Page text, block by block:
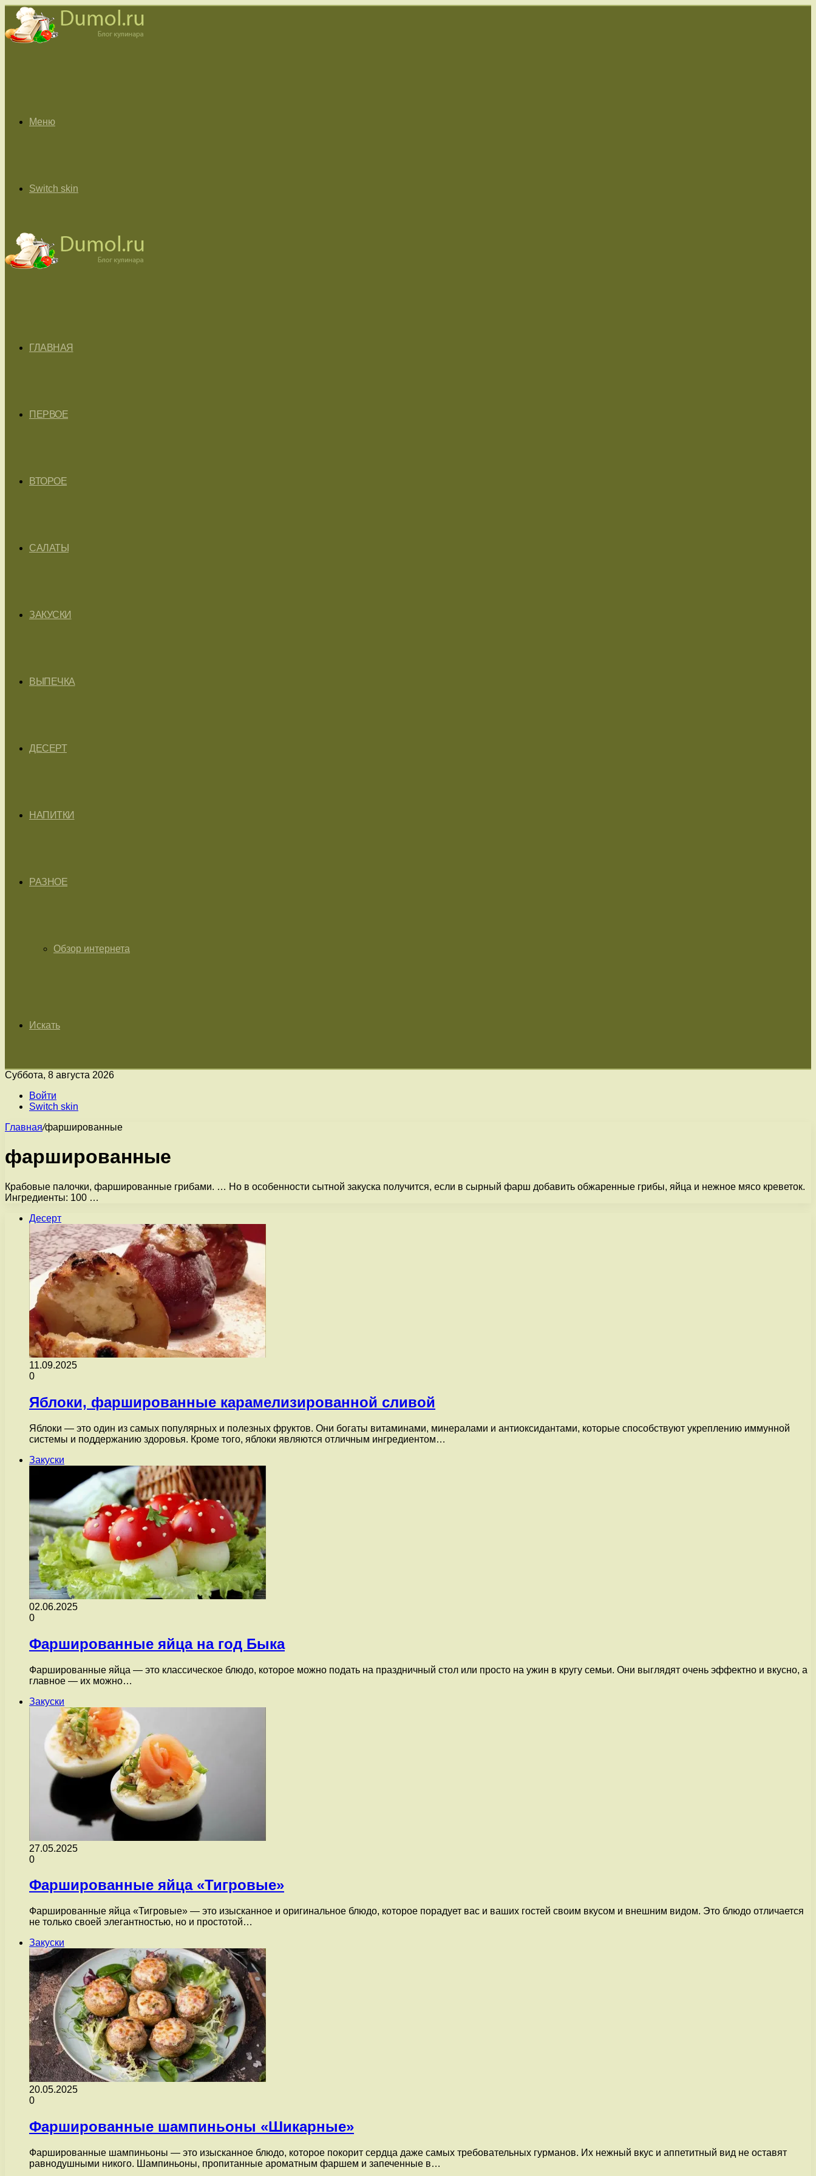
Меню
Switch skin
ГЛАВНАЯ
ПЕРВОЕ
ВТОРОЕ
САЛАТЫ
ЗАКУСКИ
ВЫПЕЧКА
ДЕСЕРТ
НАПИТКИ
РАЗНОЕ
Обзор интернета
Искать
Суббота, 8 августа 2026
Войти
Switch skin
Главная/фаршированные
фаршированные
Крабовые палочки, фаршированные грибами. … Но в особенности сытной закуска получится, если в сырный фарш добавить обжаренные грибы, яйца и нежное мясо креветок.
Ингредиенты: 100 …
Десерт
11.09.2025
0
Яблоки, фаршированные карамелизированной сливой
Яблоки — это один из самых популярных и полезных фруктов. Они богаты витаминами, минералами и антиоксидантами, которые способствуют укреплению иммунной
системы и поддержанию здоровья. Кроме того, яблоки являются отличным ингредиентом…
Закуски
02.06.2025
0
Фаршированные яйца на год Быка
Фаршированные яйца — это классическое блюдо, которое можно подать на праздничный стол или просто на ужин в кругу семьи. Они выглядят очень эффектно и вкусно, а
главное — их можно…
Закуски
27.05.2025
0
Фаршированные яйца «Тигровые»
Фаршированные яйца «Тигровые» — это изысканное и оригинальное блюдо, которое порадует вас и ваших гостей своим вкусом и внешним видом. Это блюдо отличается
не только своей элегантностью, но и простотой…
Закуски
20.05.2025
0
Фаршированные шампиньоны «Шикарные»
Фаршированные шампиньоны — это изысканное блюдо, которое покорит сердца даже самых требовательных гурманов. Их нежный вкус и аппетитный вид не оставят
равнодушными никого. Шампиньоны, пропитанные ароматным фаршем и запеченные в…